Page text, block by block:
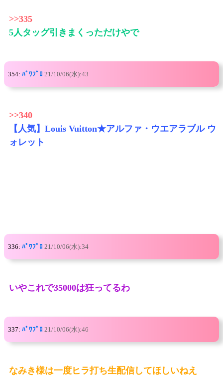
>>335
5人タッグ引きまくっただけやで
354: ﾊﾟﾜﾌﾟﾛ 21/10/06(水):43
>>340
【人気】Louis Vuitton★アルファ・ウエアラブル ウ
ォレット
336: ﾊﾟﾜﾌﾟﾛ 21/10/06(水):34
いやこれで35000は狂ってるわ
337: ﾊﾟﾜﾌﾟﾛ 21/10/06(水):46
なみき様は一度ヒラ打ち生配信してほしいねえ